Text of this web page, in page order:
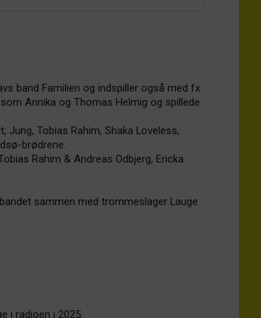
band Familien og indspiller også med fx
Annika og Thomas Helmig og spillede
Jung, Tobias Rahim, Shaka Loveless,
brødrene.
Rahim & Andreas Odbjerg, Ericka
sammen med trommeslager Lauge
i radioen i 2025.